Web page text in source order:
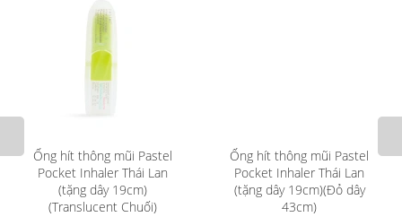
Ống hít thông mũi Pastel
Pocket Inhaler Thái Lan
(tặng dây 19cm)
(Translucent Chuối)
Ống hít thông mũi Pastel
Pocket Inhaler Thái Lan
(tặng dây 19cm)(Đỏ dây
43cm)